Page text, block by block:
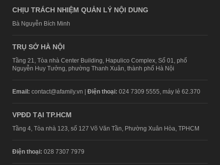
CHỊU TRÁCH NHIỆM QUẢN LÝ NỘI DUNG
Bà Nguyễn Bích Minh
TRỤ SỞ HÀ NỘI
Tầng 21, Tòa nhà Center Building, Hapulico Complex, Số 01, phố
Nguyễn Huy Tưởng, phường Thanh Xuân, thành phố Hà Nội
Email: contact@afamily.vn | Điện thoại: 024 7309 5555, máy lẻ 62.370
VPĐD TẠI TP.HCM
Tầng 4, Tòa nhà 123, số 127 Võ Văn Tần, Phường Xuân Hòa, TPHCM
Điện thoại: 028 7307 7979